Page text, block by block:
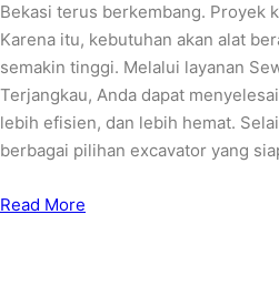
Bekasi terus berkembang. Proyek
Karena itu, kebutuhan akan alat
semakin tinggi. Melalui layanan
Terjangkau, Anda dapat
lebih efisien, dan lebih hemat.
berbagai pilihan excavator yang
Read More